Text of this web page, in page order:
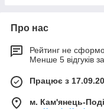
Про нас
Рейтинг не
Менше 5 відгуків
Працює з
м. Кам'янець-